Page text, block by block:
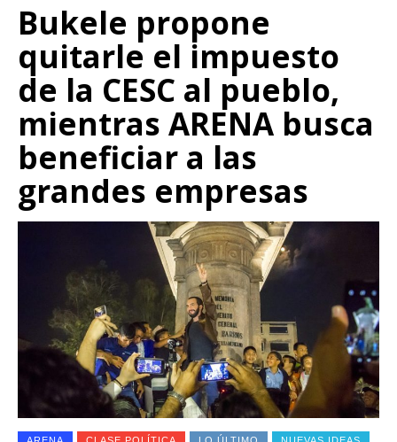
Bukele propone
quitarle el impuesto
de la CESC al pueblo,
mientras ARENA busca
beneficiar a las
grandes empresas